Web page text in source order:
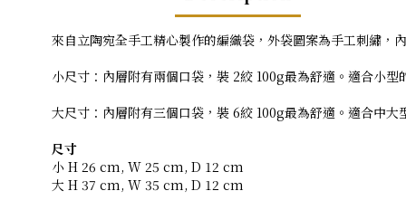
來自立陶宛全手工精心製作的編織袋，外袋圖案為手工刺繡，
小尺寸：內層附有兩個口袋，裝 2絞 100g最為舒適。適合小
大尺寸：內層附有三個口袋，裝 6絞 100g最為舒適。適合中
尺寸
小 H 26 cm, W 25 cm, D 12 cm
大 H 37 cm, W 35 cm, D 12 cm